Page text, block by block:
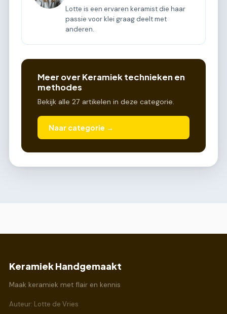
Lotte is een ervaren keramist die haar
passie voor klei graag deelt met
anderen.
Meer over Keramiek technieken en
methodes
Bekijk alle 27 artikelen in deze categorie.
Naar categorie →
Keramiek Handgemaakt
Maak keramiek met flair en kennis
Auteur: Lotte de Vries